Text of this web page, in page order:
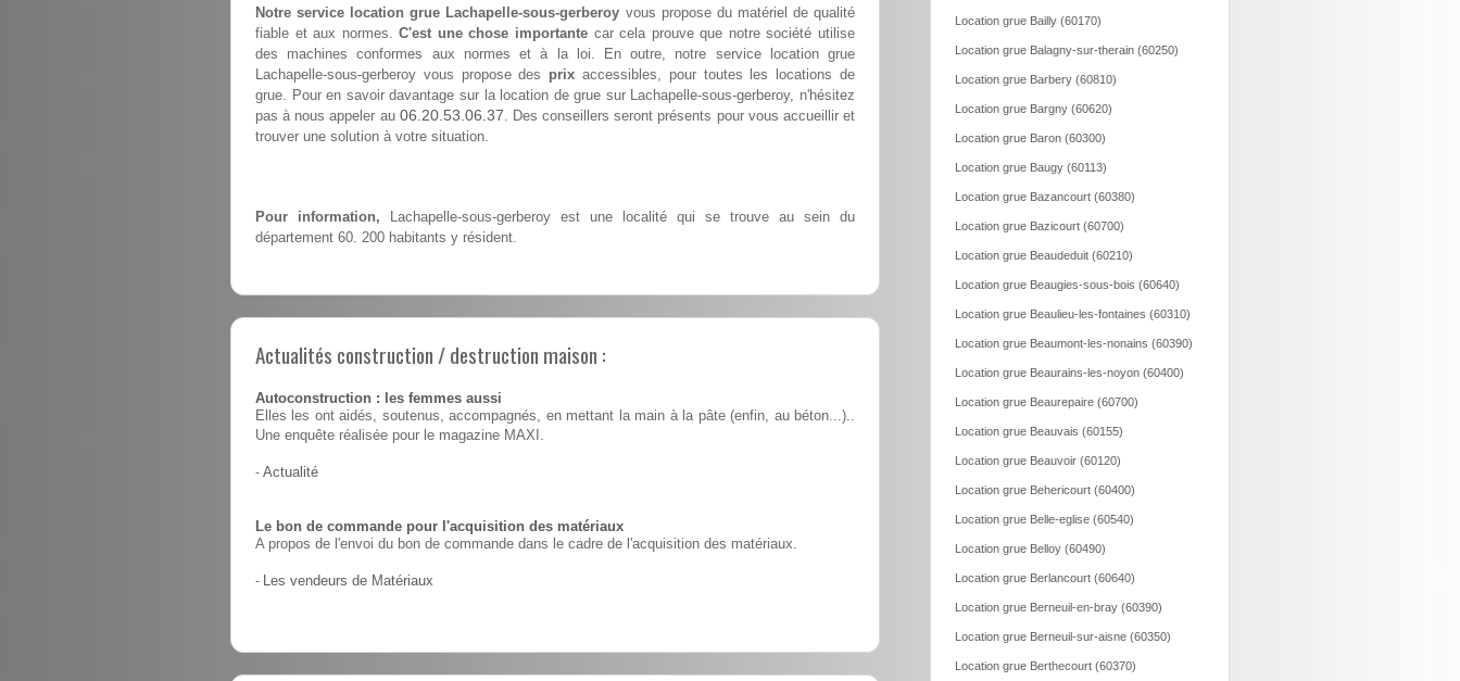
Notre service location grue Lachapelle-sous-gerberoy vous propose du matériel de qualité
fiable et aux normes.C'est une chose importante car cela prouve que notre société utilise
des machines conformes aux normes et à la loi. En outre, notre service location grue
Lachapelle-sous-gerberoy vous propose des prix accessibles, pour toutes les locations de
grue. Pour en savoir davantage sur la location de grue sur Lachapelle-sous-gerberoy, n'hésitez
pas à nous appeler au 06.20.53.06.37. Des conseillers seront présents pour vous accueillir et
trouver une solution à votre situation.
Pour information, Lachapelle-sous-gerberoy est une localité qui se trouve au sein du
département 60. 200 habitants y résident.
Actualités construction / destruction maison :
Autoconstruction : les femmes aussi
Elles les ont aidés, soutenus, accompagnés, en mettant la main à la pâte (enfin, au béton...)..
Une enquête réalisée pour le magazine MAXI.
- Actualité
Le bon de commande pour l'acquisition des matériaux
A propos de l'envoi du bon de commande dans le cadre de l'acquisition des matériaux.
- Les vendeurs de Matériaux
Location grue Bailly (60170)
Location grue Balagny-sur-therain (60250)
Location grue Barbery (60810)
Location grue Bargny (60620)
Location grue Baron (60300)
Location grue Baugy (60113)
Location grue Bazancourt (60380)
Location grue Bazicourt (60700)
Location grue Beaudeduit (60210)
Location grue Beaugies-sous-bois (60640)
Location grue Beaulieu-les-fontaines (60310)
Location grue Beaumont-les-nonains (60390)
Location grue Beaurains-les-noyon (60400)
Location grue Beaurepaire (60700)
Location grue Beauvais (60155)
Location grue Beauvoir (60120)
Location grue Behericourt (60400)
Location grue Belle-eglise (60540)
Location grue Belloy (60490)
Location grue Berlancourt (60640)
Location grue Berneuil-en-bray (60390)
Location grue Berneuil-sur-aisne (60350)
Location grue Berthecourt (60370)